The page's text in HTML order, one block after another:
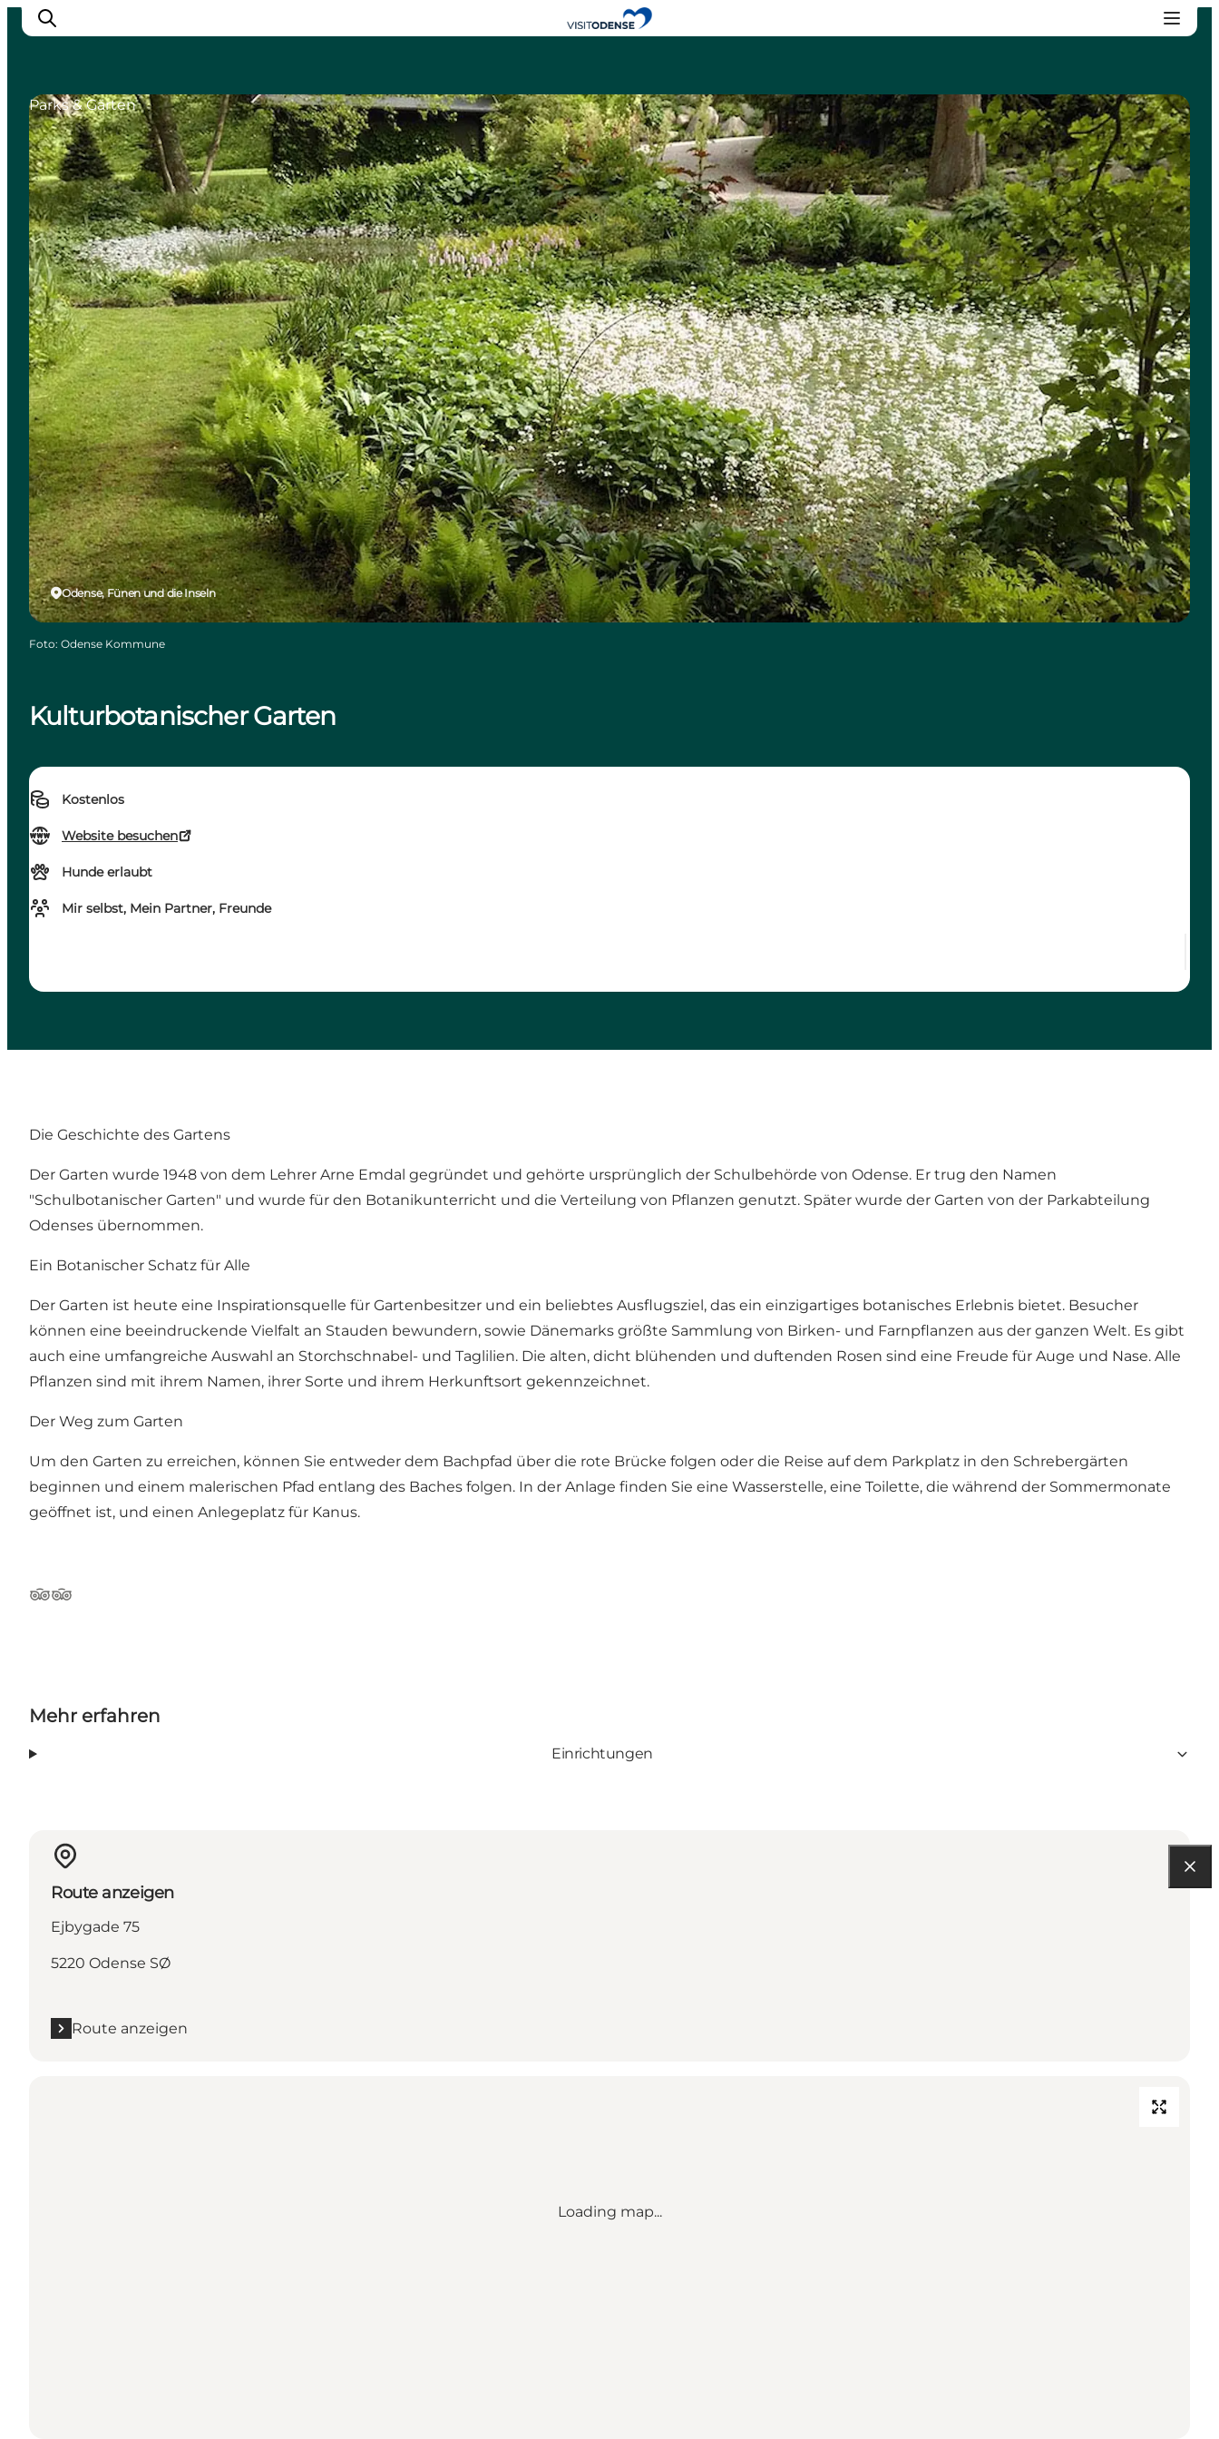
Odense erleben
Veranstaltungen
Reiseplanung
Inspiration
Kulturbotanischer Garten
Kostenlos
Website besuchen
Hunde erlaubt
Mir selbst, Mein Partner, Freunde
Odense, Fünen und die Inseln
Parks & Gärten
Foto: Odense Kommune
Die Geschichte des Gartens
Der Garten wurde 1948 von dem Lehrer Arne Emdal gegründet und gehörte ursprünglich der Schulbehörde von Odense. Er trug den Namen
"Schulbotanischer Garten" und wurde für den Botanikunterricht und die Verteilung von Pflanzen genutzt. Später wurde der Garten von der Parkabteilung
Odenses übernommen.
Ein Botanischer Schatz für Alle
Der Garten ist heute eine Inspirationsquelle für Gartenbesitzer und ein beliebtes Ausflugsziel, das ein einzigartiges botanisches Erlebnis bietet. Besucher
können eine beeindruckende Vielfalt an Stauden bewundern, sowie Dänemarks größte Sammlung von Birken- und Farnpflanzen aus der ganzen Welt. Es gibt
auch eine umfangreiche Auswahl an Storchschnabel- und Taglilien. Die alten, dicht blühenden und duftenden Rosen sind eine Freude für Auge und Nase. Alle
Pflanzen sind mit ihrem Namen, ihrer Sorte und ihrem Herkunftsort gekennzeichnet.
Der Weg zum Garten
Um den Garten zu erreichen, können Sie entweder dem Bachpfad über die rote Brücke folgen oder die Reise auf dem Parkplatz in den Schrebergärten
beginnen und einem malerischen Pfad entlang des Baches folgen. In der Anlage finden Sie eine Wasserstelle, eine Toilette, die während der Sommermonate
geöffnet ist, und einen Anlegeplatz für Kanus.
Tripadvisor
Tripadvisor
Mehr erfahren
Einrichtungen
Route anzeigen
Ejbygade 75
5220 Odense SØ
Route anzeigen
Loading map...